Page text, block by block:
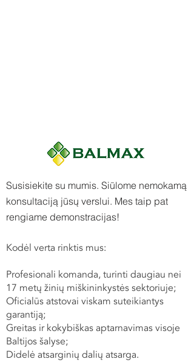
Susisiekite su mumis. Siūlome nemokamą
konsultaciją jūsų verslui. Mes taip pat
rengiame demonstracijas!
Kodėl verta rinktis mus:
Profesionali komanda, turinti daugiau nei
17 metų žinių miškininkystės sektoriuje;
Oficialūs atstovai viskam suteikiantys
garantiją;
Greitas ir kokybiškas aptarnavimas visoje
Baltijos šalyse;
Didelė atsarginių dalių atsarga.